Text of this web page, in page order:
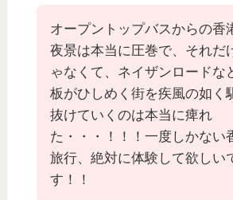
オープントップバスからの香
夜景は本当に圧巻で、それだ
ゃなくて、ネイザンロードな
板がひしめく街を疾風の如く
抜けていくのは本当に痺れ
た・・・！！！一度しかない
旅行、絶対に体験して欲しい
す！！